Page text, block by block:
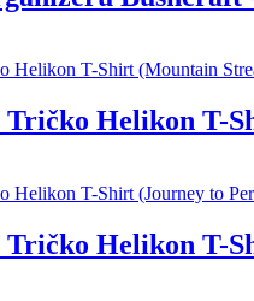
Helikon T-
Helikon T-